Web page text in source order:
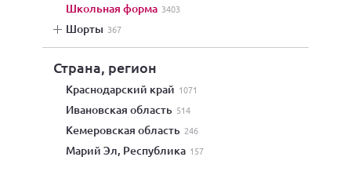
школьная форма 3403
шорты 367
Страна, регион
Краснодарский край 1071
Ивановская область 514
Кемеровская область 246
Марий Эл, Республика 157